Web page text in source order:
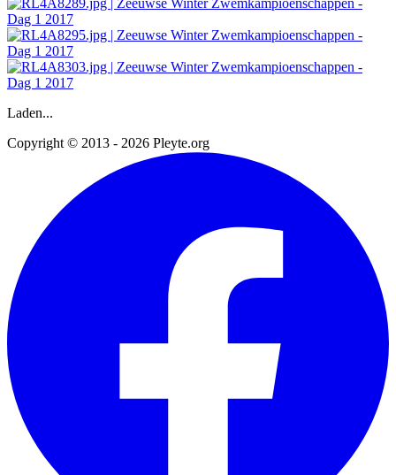
Laden...
Copyright © 2013 - 2026 Pleyte.org